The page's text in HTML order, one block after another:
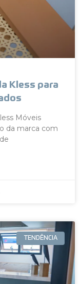
Kless para
Móveis
da marca com
TENDÊNCIA